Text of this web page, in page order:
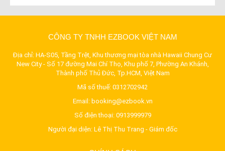
CÔNG TY TNHH EZBOOK VIỆT NAM
Địa chỉ: HA-S05, Tầng Trệt, Khu thương mại tòa nhà Hawaii Chung Cư
New City - Số 17 đường Mai Chí Thọ, Khu phố 7, Phường An Khánh,
Thành phố Thủ Đức, Tp.HCM, Việt Nam
Mã số thuế: 0312702942
Email: booking@ezbook.vn
Số điện thoại: 0913999979
Người đại diện: Lê Thị Thu Trang - Giám đốc